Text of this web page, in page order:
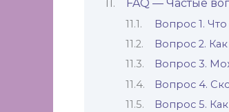
FAQ — Частые
Вопрос 1.
Вопрос 2. Как
Вопрос 3.
Вопрос 4.
Вопрос 5.